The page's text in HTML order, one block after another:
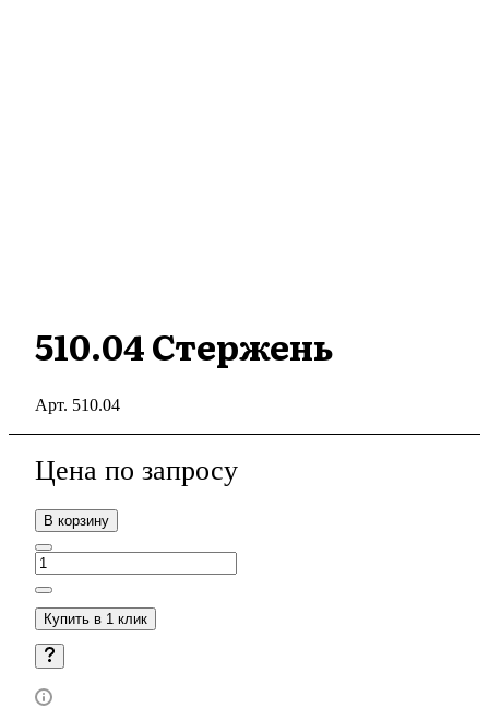
510.04 Стержень
Арт. 510.04
Цена по запросу
В корзину
Купить в 1 клик